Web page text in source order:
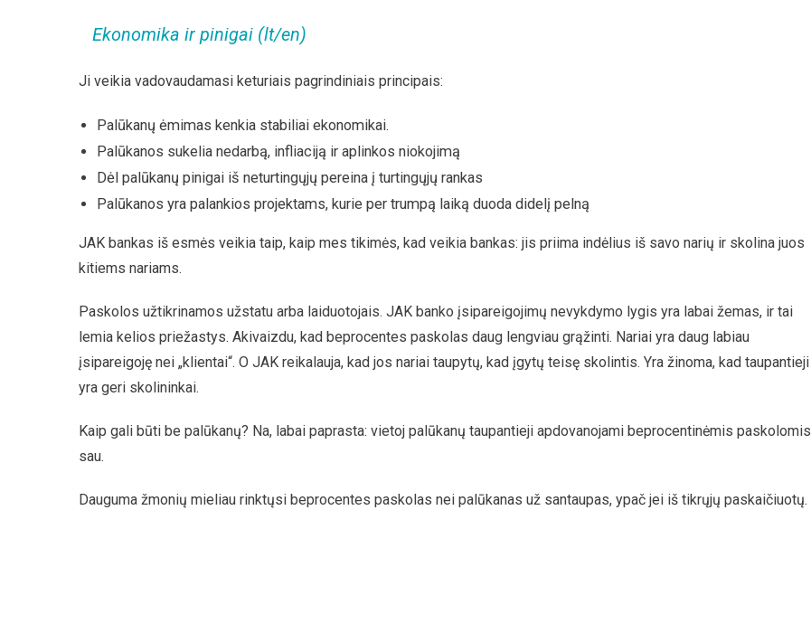
Ekonomika ir pinigai (lt/en)
Ji veikia vadovaudamasi keturiais pagrindiniais principais:
Palūkanų ėmimas kenkia stabiliai ekonomikai.
Palūkanos sukelia nedarbą, infliaciją ir aplinkos niokojimą
Dėl palūkanų pinigai iš neturtingųjų pereina į turtingųjų rankas
Palūkanos yra palankios projektams, kurie per trumpą laiką duoda didelį pelną
JAK bankas iš esmės veikia taip, kaip mes tikimės, kad veikia bankas: jis priima indėlius iš savo narių ir skolina juos
kitiems nariams.
Paskolos užtikrinamos užstatu arba laiduotojais. JAK banko įsipareigojimų nevykdymo lygis yra labai žemas, ir tai
lemia kelios priežastys. Akivaizdu, kad beprocentes paskolas daug lengviau grąžinti. Nariai yra daug labiau
įsipareigoję nei „klientai“. O JAK reikalauja, kad jos nariai taupytų, kad įgytų teisę skolintis. Yra žinoma, kad taupantieji
yra geri skolininkai.
Kaip gali būti be palūkanų? Na, labai paprasta: vietoj palūkanų taupantieji apdovanojami beprocentinėmis paskolomis
sau.
Dauguma žmonių mieliau rinktųsi beprocentes paskolas nei palūkanas už santaupas, ypač jei iš tikrųjų paskaičiuotų.